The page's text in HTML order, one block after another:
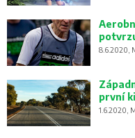
8.6.2020,
první
1.6.2020,